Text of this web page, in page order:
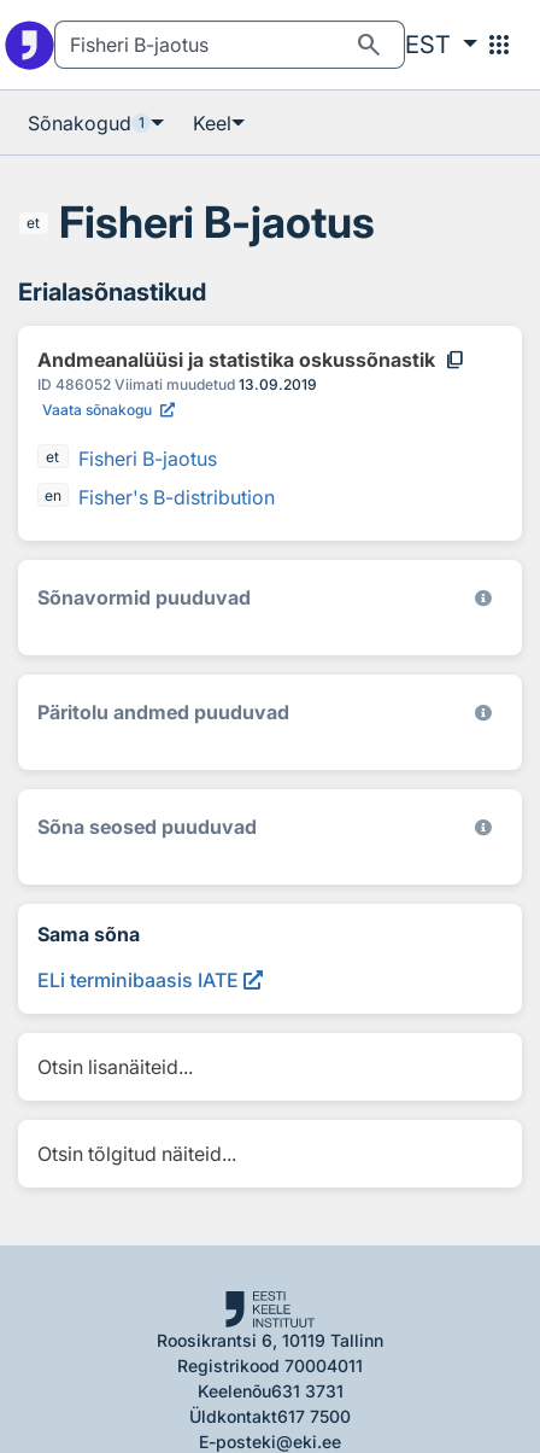
search EST apps
Sõnakogud 1 Keel
et Fisheri B-jaotus
Erialasõnastikud
Andmeanalüüsi ja statistika oskussõnastik content_copy
ID 486052 Viimati muudetud 13.09.2019
Vaata sõnakogu
et Fisheri B-jaotus
en Fisher's B-distribution
Sõnavormid puuduvad
Päritolu andmed puuduvad
Sõna seosed puuduvad
Sama sõna
ELi terminibaasis IATE
Otsin lisanäiteid...
Otsin tõlgitud näiteid...
Roosikrantsi 6, 10119 Tallinn
Registrikood 70004011
Keelenõu631 3731
Üldkontakt617 7500
E-posteki@eki.ee